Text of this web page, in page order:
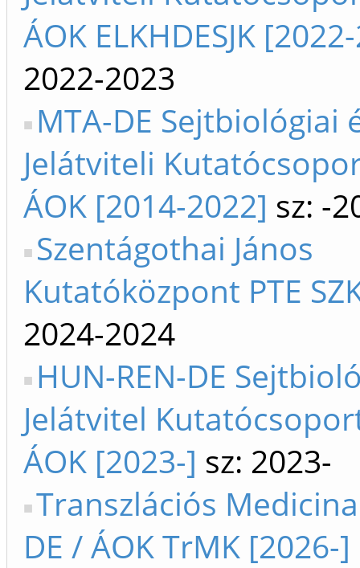
ÁOK ELKHDESJK
2022-2023
MTA-DE Sejtbiológiai
Jelátviteli
ÁOK [2014-2022] sz: -
Szentágothai János
Kutatóközpont PTE
2024-2024
HUN-REN-DE
Jelátvitel
ÁOK [2023-] sz: 2023-
Transzlációs
DE / ÁOK TrMK [2026-]